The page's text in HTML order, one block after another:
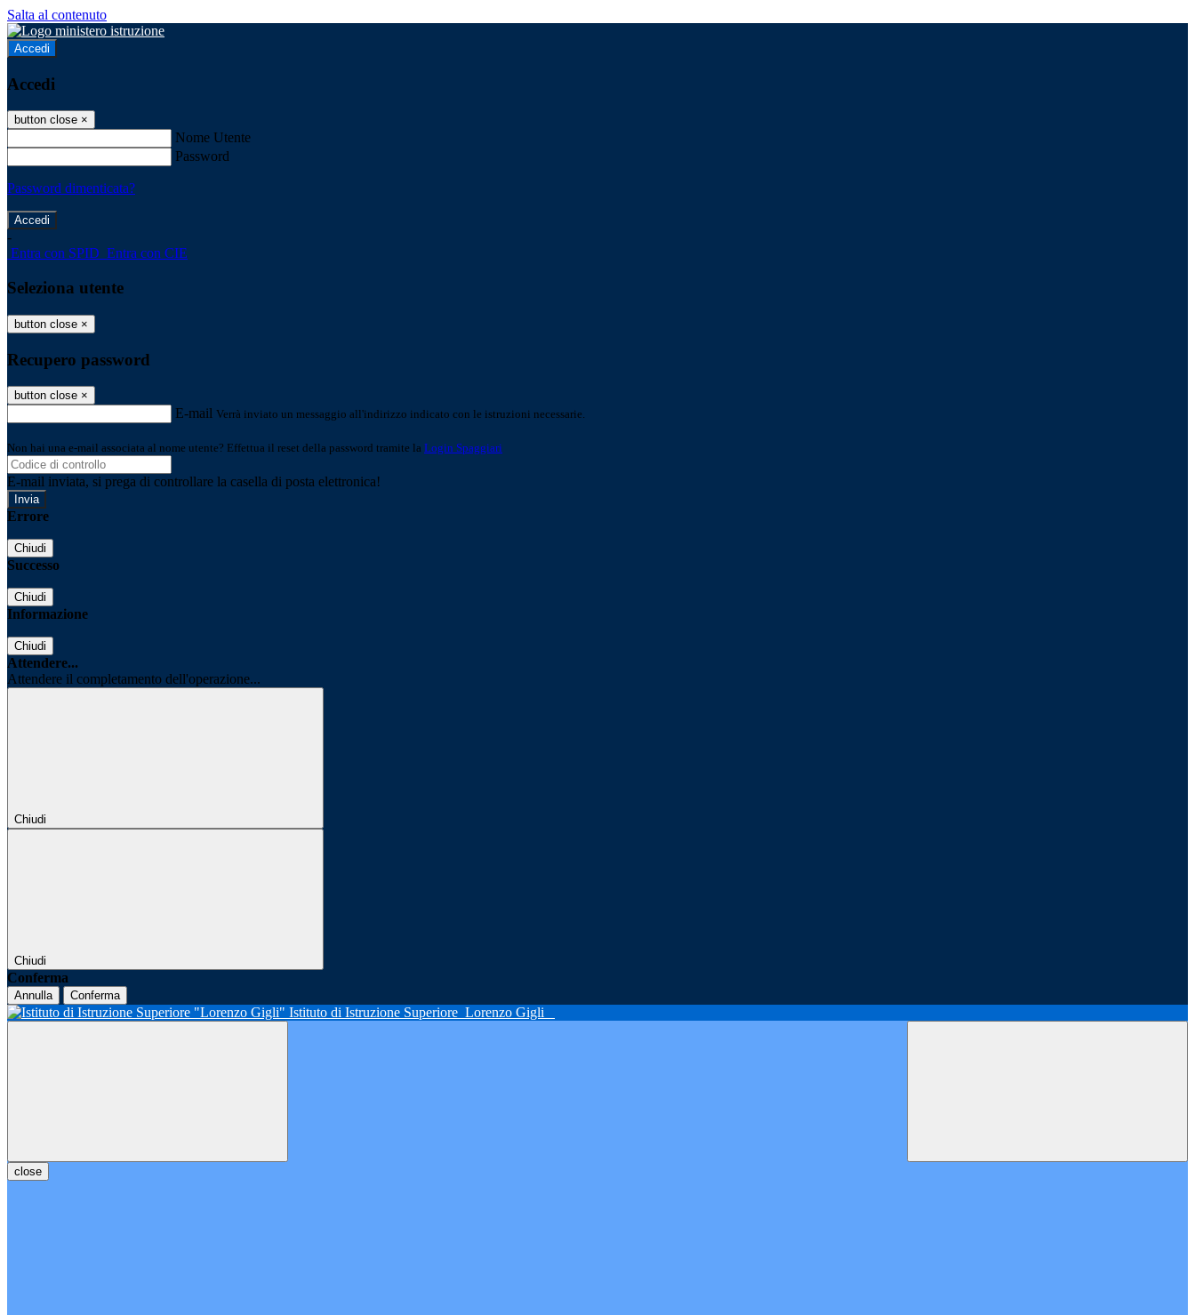
Salta al contenuto
Accedi
Accedi
button close ×
Nome Utente
Password
Password dimenticata?
-
Entra con SPID Entra con CIE
Seleziona utente
button close ×
Recupero password
button close ×
E-mail Verrà inviato un messaggio all'indirizzo indicato con le istruzioni necessarie.
Non hai una e-mail associata al nome utente? Effettua il reset della password tramite la Login Spaggiari
E-mail inviata, si prega di controllare la casella di posta elettronica!
Errore
Chiudi
Successo
Chiudi
Informazione
Chiudi
Attendere...
Attendere il completamento dell'operazione...
Chiudi
Chiudi
Conferma
Annulla Conferma
Istituto di Istruzione Superiore Lorenzo Gigli
close